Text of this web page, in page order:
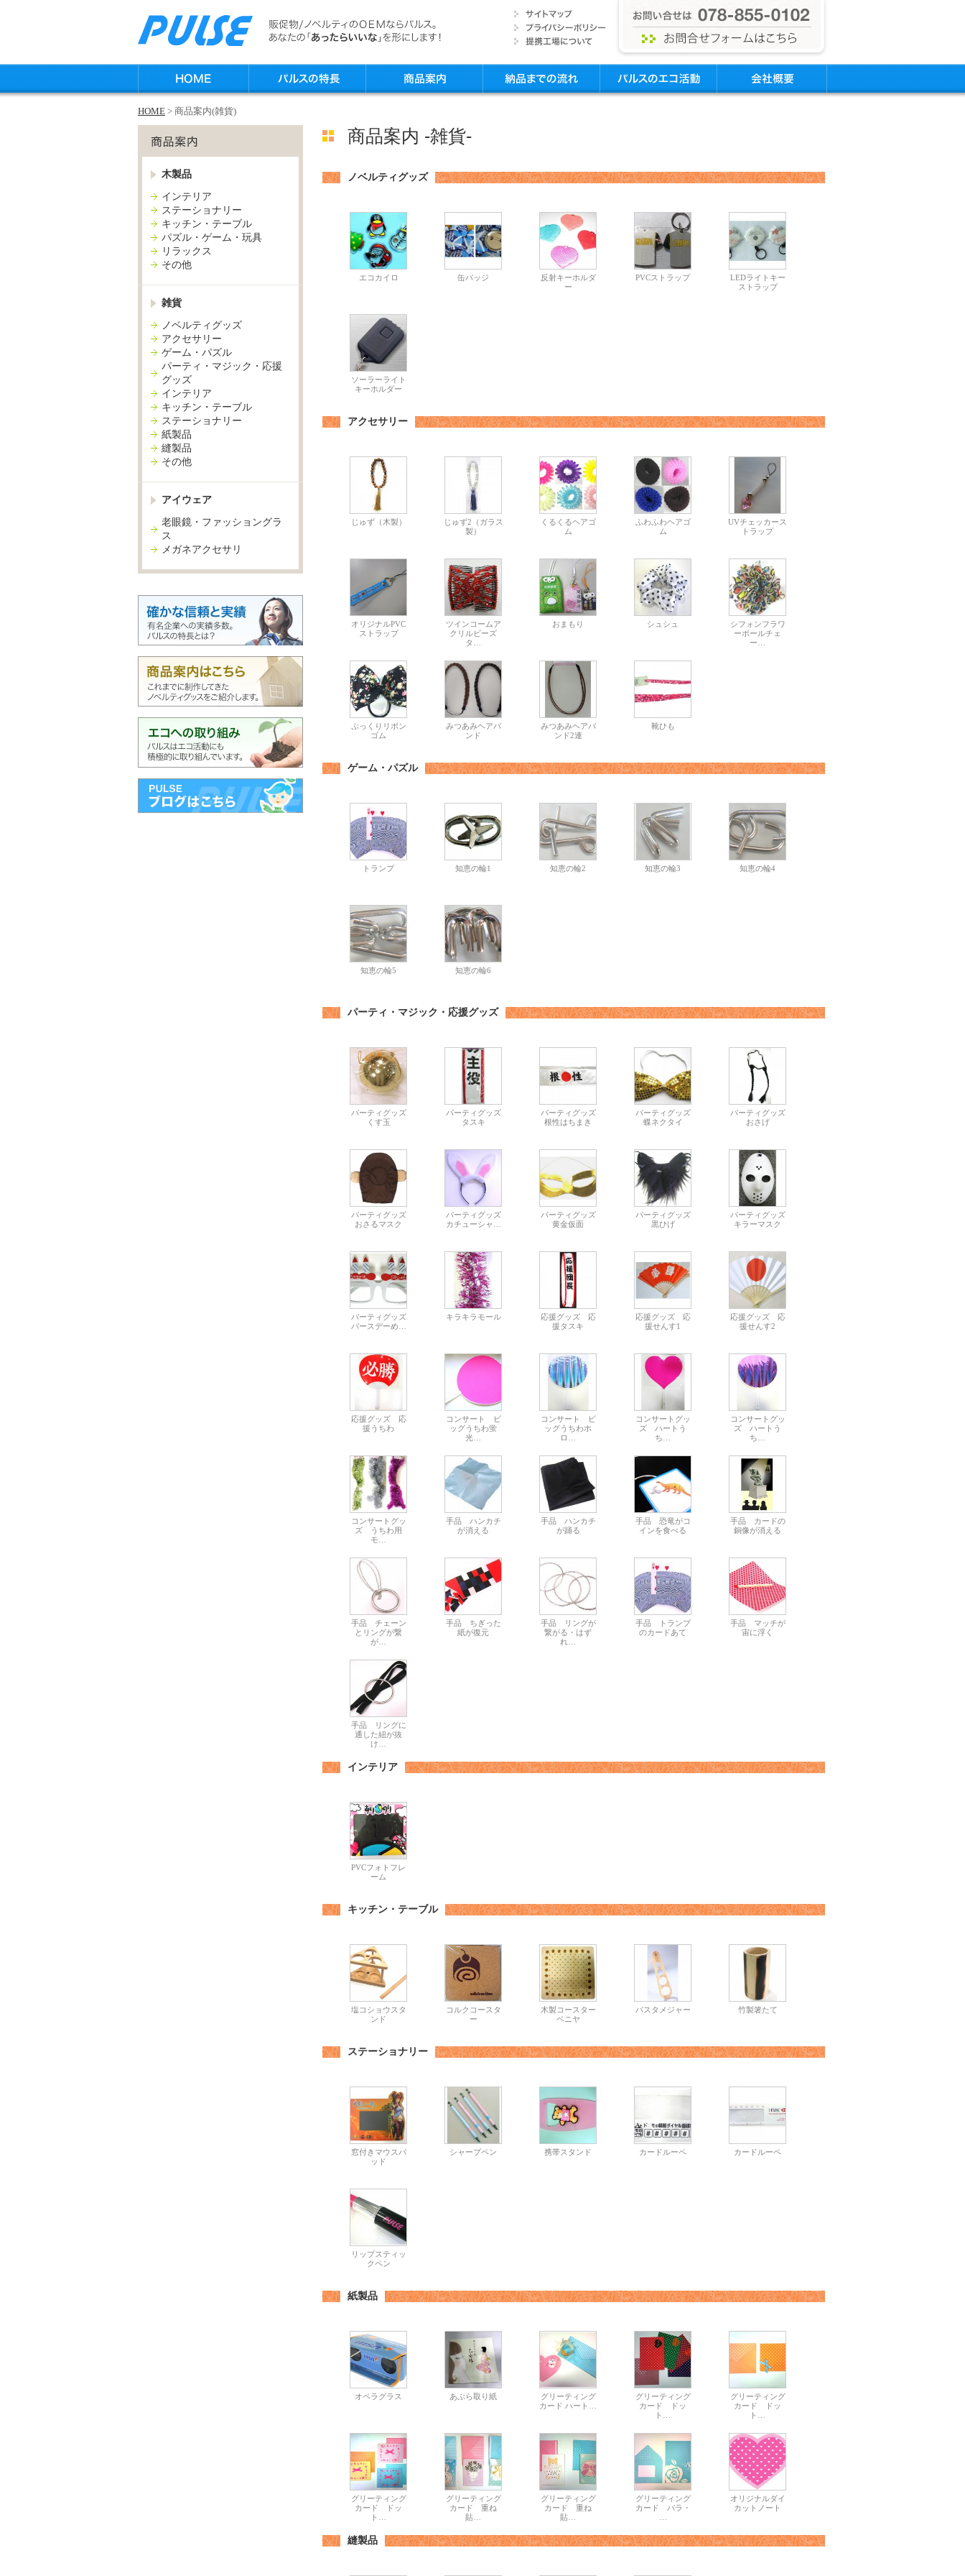
HOME > 商品案内(雑貨)
木製品
インテリア
ステーショナリー
キッチン・テーブル
パズル・ゲーム・玩具
リラックス
その他
雑貨
ノベルティグッズ
アクセサリー
ゲーム・パズル
パーティ・マジック・応援
グッズ
インテリア
キッチン・テーブル
ステーショナリー
紙製品
縫製品
その他
アイウェア
老眼鏡・ファッショングラ
ス
メガネアクセサリ
商品案内 -雑貨-
ノベルティグッズ
エコカイロ 缶バッジ
反射キーホルダ
ー
PVCストラップ
LEDライトキー
ストラップ
ソーラーライト
キーホルダー
アクセサリー
じゅず（木製）
じゅず2（ガラス
製）
くるくるヘアゴ
ム
ふわふわヘアゴ
ム
UVチェッカース
トラップ
オリジナルPVC
ストラップ
ツインコームア
クリルビーズ
タ…
おまもり シュシュ
シフォンフラワ
ーボールチェ
ー…
ぷっくりリボン
ゴム
みつあみヘアバ
ンド
みつあみヘアバ
ンド2連
靴ひも
ゲーム・パズル
トランプ 知恵の輪1 知恵の輪2 知恵の輪3 知恵の輪4
知恵の輪5 知恵の輪6
パーティ・マジック・応援グッズ
パーティグッズ
くす玉
パーティグッズ
タスキ
パーティグッズ
根性はちまき
パーティグッズ
蝶ネクタイ
パーティグッズ
おさげ
パーティグッズ
おさるマスク
パーティグッズ
カチューシャ…
パーティグッズ
黄金仮面
パーティグッズ
黒ひげ
パーティグッズ
キラーマスク
パーティグッズ
バースデーめ…
キラキラモール
応援グッズ 応
援タスキ
応援グッズ 応
援せんす1
応援グッズ 応
援せんす2
応援グッズ 応
援うちわ
コンサート ビ
ッグうちわ蛍
光…
コンサート ビ
ッグうちわホ
ロ…
コンサートグッ
ズ ハートう
ち…
コンサートグッ
ズ ハートう
ち…
コンサートグッ
ズ うちわ用
モ…
手品 ハンカチ
が消える
手品 ハンカチ
が踊る
手品 恐竜がコ
インを食べる
手品 カードの
銅像が消える
手品 チェーン
とリングが繋
が…
手品 ちぎった
紙が復元
手品 リングが
繋がる・はず
れ…
手品 トランプ
のカードあて
手品 マッチが
宙に浮く
手品 リングに
通した紐が抜
け…
インテリア
PVCフォトフレ
ーム
キッチン・テーブル
塩コショウスタ
ンド
コルクコースタ
ー
木製コースター
ベニヤ
パスタメジャー 竹製箸たて
ステーショナリー
窓付きマウスパ
ッド
シャープペン 携帯スタンド カードルーペ カードルーペ
リップスティッ
クペン
紙製品
オペラグラス あぶら取り紙
グリーティング
カード ハート…
グリーティング
カード ドッ
ト…
グリーティング
カード ドッ
ト…
グリーティング
カード ドッ
ト…
グリーティング
カード 重ね
貼…
グリーティング
カード 重ね
貼…
グリーティング
カード バラ・
オリジナルダイ
カットノート
縫製品